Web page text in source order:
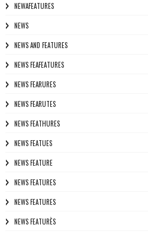
NEWAFEATURES
NEWS
NEWS AND FEATURES
NEWS FEAFEATURES
NEWS FEARURES
NEWS FEARUTES
NEWS FEATHURES
NEWS FEATUES
NEWS FEATURE
NEWS FEATURES
NEWS FEATURES
NEWS FEATURÈS